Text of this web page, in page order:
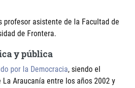
profesor asistente de la Facultad de
de Frontera.
y pública
por la Democracia, siendo el
Araucanía entre los años 2002 y